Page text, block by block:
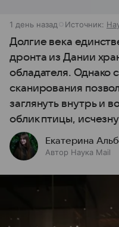
1 день назад Источник:
Долгие века
дронта из Дании
обладателя. Однако
сканирования
заглянуть внутрь и
облик птицы,
Екатерина
Автор Наука Mail